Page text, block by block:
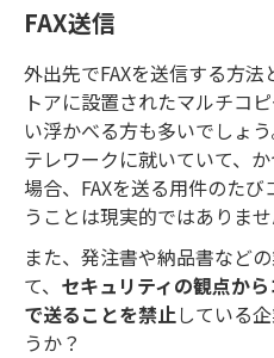
FAX送信
外出先でFAXを送信する方
トアに設置されたマルチコ
い浮かべる方も多いでしょ
テレワークに就いていて、
場合、FAXを送る用件のた
うことは現実的ではありませ
また、発注書や納品書など
て、 セキュリティの観点か
で送ることを禁止している
うか？